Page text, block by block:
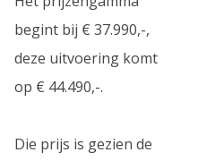
begint bij € 37.990,-,
deze uitvoering komt
op € 44.490,-.
Die prijs is gezien de